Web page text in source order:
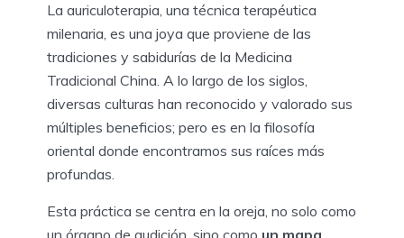
La auriculoterapia, una técnica terapéutica
milenaria, es una joya que proviene de las
tradiciones y sabidurías de la Medicina
Tradicional China. A lo largo de los siglos,
diversas culturas han reconocido y valorado sus
múltiples beneficios; pero es en la filosofía
oriental donde encontramos sus raíces más
profundas.
Esta práctica se centra en la oreja, no solo como
un órgano de audición, sino como un mapa